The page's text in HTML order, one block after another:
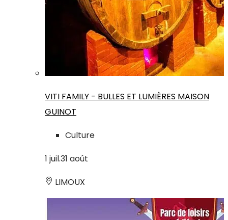
VITI FAMILY - BULLES ET LUMIÈRES MAISON
GUINOT
Culture
1 juil.31 août
LIMOUX